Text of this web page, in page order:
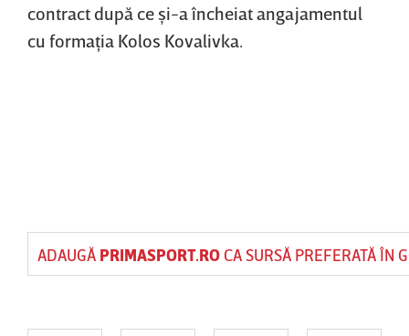
contract după ce şi-a încheiat angajamentul
cu formaţia Kolos Kovalivka.
ADAUGĂ PRIMASPORT.ROCA SURSĂ PREFERATĂ ÎN